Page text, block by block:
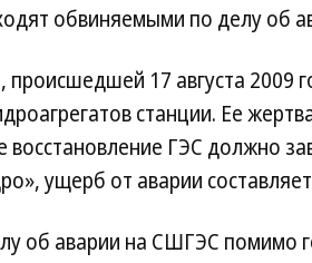
обвиняемыми по делу об
17 августа 2009
станции. Ее
восстановление ГЭС должно
ущерб от аварии
об аварии на СШГЭС помимо